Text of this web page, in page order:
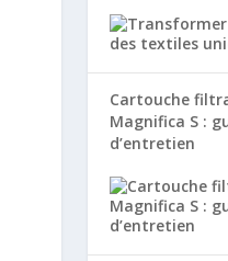
Cartouche
Magnifica S :
d’entretien